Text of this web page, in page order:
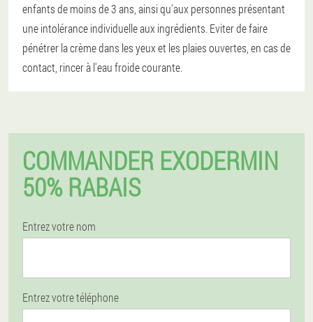
enfants de moins de 3 ans, ainsi qu'aux personnes présentant
une intolérance individuelle aux ingrédients. Eviter de faire
pénétrer la crème dans les yeux et les plaies ouvertes, en cas de
contact, rincer à l'eau froide courante.
COMMANDER EXODERMIN
50% RABAIS
Entrez votre nom
Entrez votre téléphone